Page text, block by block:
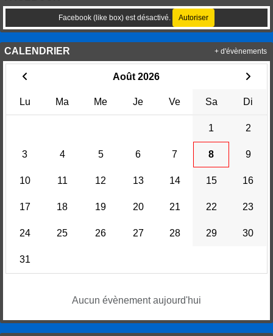
Facebook (like box) est désactivé. Autoriser
CALENDRIER
Août 2026
Lu Ma Me Je Ve Sa Di
1 2
3 4 5 6 7 8 9
10 11 12 13 14 15 16
17 18 19 20 21 22 23
24 25 26 27 28 29 30
31
Aucun évènement aujourd'hui
+ d'évènements